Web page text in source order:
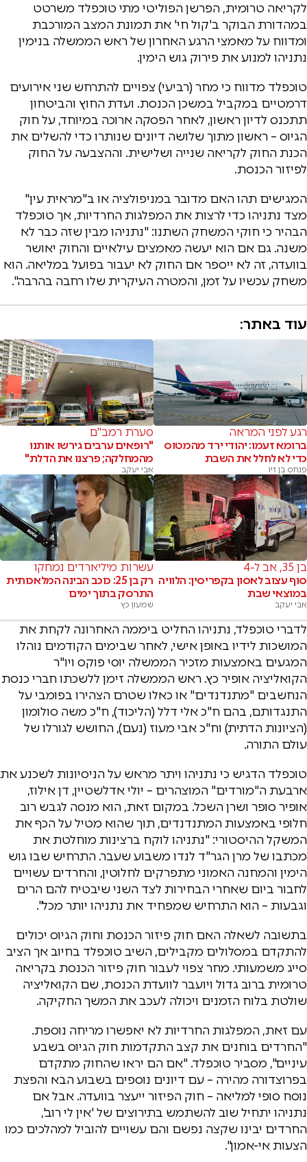
לקריאה טרומית, הפרשן הפוליטי מתי טוכפלד משרטט
במהדורת הבוקר ב'קול חי' את תמונת המצב המורכבת
ומדווח על מאמצי הרגע האחרון של ראש הממשלה בנימין
נתניהו למנוע את פירוק גוש הימין.
טוכפלד מדווח כי מחר (רביעי) צפויים להתרחש שני אירועים
דרמטיים במקביל במשכן הכנסת. ועדת החוץ והביטחון
תתכנס לדיון ראשון, לאחר הפסקה ארוכה במיוחד, על חוק
הגיוס – ראשון מתוך שלושה דיונים שנותרו כדי להשלים את
הכנת החוק לקריאה שנייה ושלישית. וההצבעה על החוק
לפיזור הכנסת.
המגישים תהו האם מדובר במניפולציה או ב"מראית עין"
מצד נתניהו כדי לרצות את המפלגות החרדיות, אך טוכפלד
הבהיר כי חוקי המשחק השתנו: "נתניהו מבין שזה כבר לא
משנה. גם אם הוא יעשה מאמצים עילאיים והחוק יאושר
בוועדה, זה לא ייספר אם החוק לא יעבור בפועל במליאה. הוא
משחק עכשיו על זמן, והמטרה העיקרית שלו רחבה בהרבה".
עוד באתר:
רגע לפני המראה
ברומא זעמו: יהודי ירד מהמטוס
כדי לא לחלל את השבת
פנחס בן זיו
סערת רמב"ם
"רופאים ערבים גירשו אותנו
מהמחלקה; פרצנו את הדלת"
אבי יעקב
בן 35, אב ל-4
סוף עצוב לאסון בקפריסין: הלוויה
במוצאי שבת
אבי יעקב
עשרות מיליארדים נמחקו
רק בן 25: כוכב הבינה המלאכותית
התרסק בתוך ימים
שמעון כץ
לדברי טוכפלד, נתניהו החליט ביממה האחרונה לקחת את
המושכות לידיו באופן אישי, לאחר שבימים הקודמים נוהלו
המגעים באמצעות מזכיר הממשלה יוסי פוקס ויו"ר
הקואליציה אופיר כץ. ראש הממשלה זימן ללשכתו חברי כנסת
הנחשבים "מתנדנדים" או כאלו שטרם הצהירו בפומבי על
התנגדותם, בהם ח"כ אלי דלל (הליכוד), ח"כ משה סולומון
(הציונות הדתית) וח"כ אבי מעוז (נעם), החושש לגורלו של
עולם התורה.
טוכפלד הדגיש כי נתניהו ויתר מראש על הניסיונות לשכנע את
ארבעת ה"מורדים" המוצהרים – יולי אדלשטיין, דן אילוז,
אופיר סופר ושרן השכל. במקום זאת, הוא מנסה לגבש רוב
חלופי באמצעות המתנדנדים, תוך שהוא מטיל על הכף את
המשקל ההיסטורי: "נתניהו לוקח ברצינות מוחלטת את
מכתבו של מרן הגר"ד לנדו משבוע שעבר. התרחיש שבו גוש
הימין והמחנה האמוני מתפרקים לחלוטין, והחרדים עשויים
לחבור ביום שאחרי הבחירות לצד השני שיבטיח להם הרים
וגבעות – הוא התרחיש שמפחיד את נתניהו יותר מכל".
בתשובה לשאלה האם חוק פיזור הכנסת וחוק הגיוס יכולים
להתקדם במסלולים מקבילים, השיב טוכפלד בחיוב אך הציב
סייג משמעותי. מחר צפוי לעבור חוק פיזור הכנסת בקריאה
טרומית ברוב גדול ויועבר לוועדת הכנסת, שם הקואליציה
שולטת בלוח הזמנים ויכולה לעכב את המשך החקיקה.
עם זאת, המפלגות החרדיות לא יאפשרו מריחה נוספת.
"החרדים בוחנים את קצב התקדמות חוק הגיוס בשבע
עיניים", מסביר טוכפלד. "אם הם יראו שהחוק מתקדם
בפרוצדורה מהירה – עם דיונים נוספים בשבוע הבא והפצת
נוסח סופי למליאה – חוק הפיזור ייעצר בוועדה. אבל אם
נתניהו יתחיל שוב להשתמש בתירוצים של 'אין לי רוב',
החרדים יבינו שקצה נפשם והם עשויים להוביל למהלכים כמו
הצעות אי-אמון".